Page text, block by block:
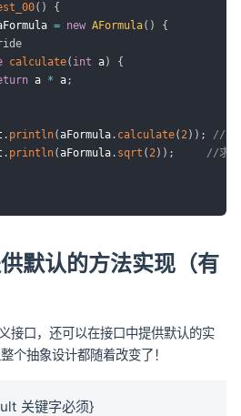
( )
{
= new AFormula( )
{
calculate( int a)
{
a * a;
. println(aFormula . calculate( 2) ) ;
//求
. println(aFormula . sqrt ( 2) ) ;
//求开
默认的方法实现（有
接口，还可以在接口中提供默认的实
个抽象设计都随着改变了！
关键字必须}